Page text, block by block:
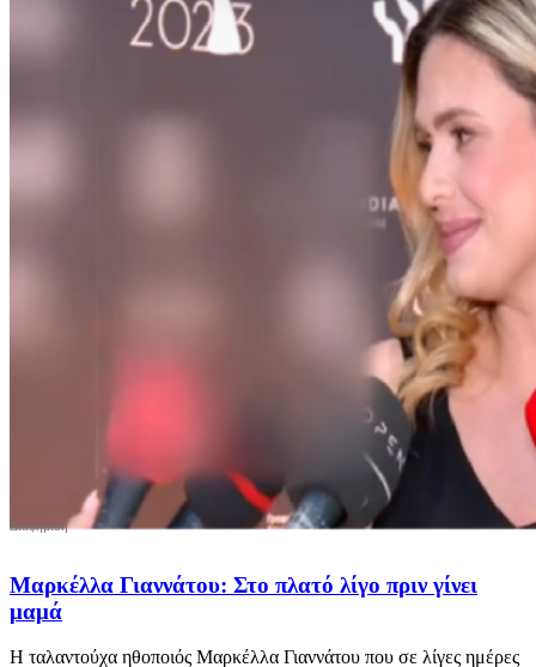
Μαρκέλλα Γιαννάτου: Στο πλατό λίγο πριν γίνει
μαμά
Η ταλαντούχα ηθοποιός Μαρκέλλα Γιαννάτου που σε λίγες ημέρες